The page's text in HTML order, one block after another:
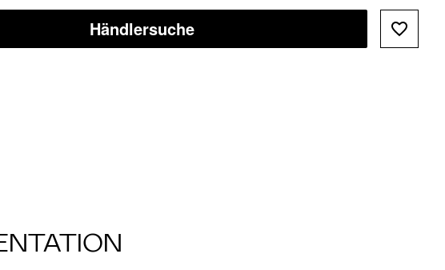
Händlersuche